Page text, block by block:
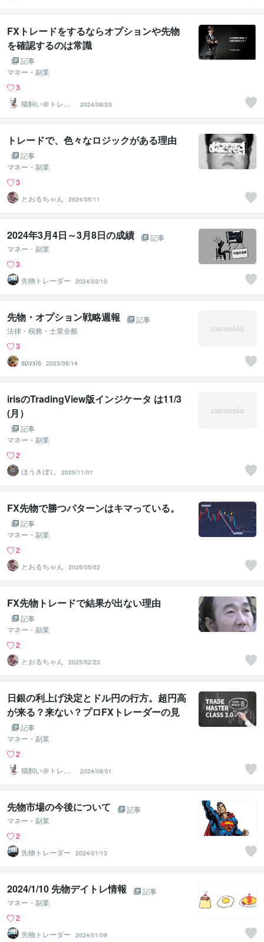
FXトレードをするならオプションや先物
を確認するのは常識
記事
マネー・副業
3
猫飼い＠トレー
ドコーチ
2024/08/23
トレードで、色々なロジックがある理由
記事
マネー・副業
3
とおるちゃん
2024/05/11
2024年3月4日～3月8日の成績
記事
マネー・副業
3
先物トレーダー
2024/03/10
先物・オプション戦略週報
記事
法律・税務・士業全般
3
spyxis 2023/08/14
irisのTradingView版インジケータ は11/3
(月）
記事
マネー・副業
2
ほうきぼし
2025/11/01
FX先物で勝つパターンはキマっている。
記事
マネー・副業
2
とおるちゃん
2025/05/02
FX先物トレードで結果が出ない理由
記事
マネー・副業
2
とおるちゃん
2025/02/23
日銀の利上げ決定とドル円の行方。超円高
が来る？来ない？プロFXトレーダーの見
解 記事
マネー・副業
2
猫飼い＠トレー
ドコーチ
2024/08/01
先物市場の今後について
記事
マネー・副業
2
先物トレーダー
2024/01/13
2024/1/10 先物デイトレ情報
記事
マネー・副業
2
先物トレーダー
2024/01/09